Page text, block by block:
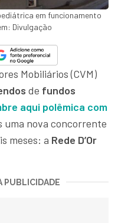
em funcionamento
Divulgação
Mobiliários (CVM)
de fundos
aqui polêmica com
uma nova concorrente
meses: a Rede D’Or
PUBLICIDADE